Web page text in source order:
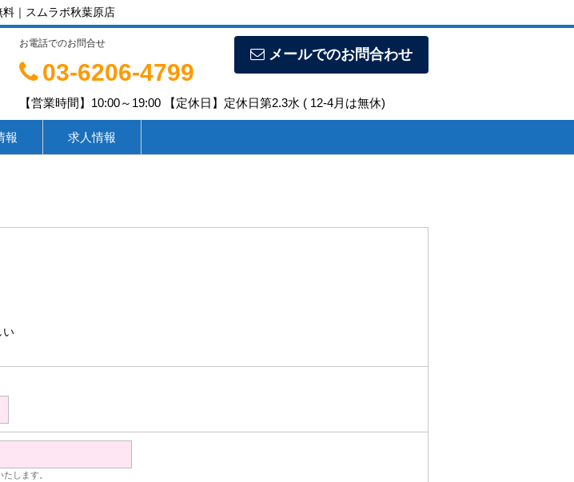
｜スムラボ秋葉原店
メールでのお問合わせ
お電話でのお問合せ
03-6206-4799
【営業時間】10:00～19:00 【定休日】定休日第2.3水 ( 12-4月は無休)
報 求人情報
い
します。